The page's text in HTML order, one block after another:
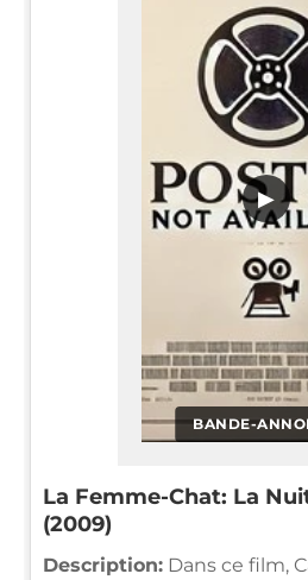
BANDE-
▶
La Femme-Chat: La
(2009)
Description: Dans ce film,